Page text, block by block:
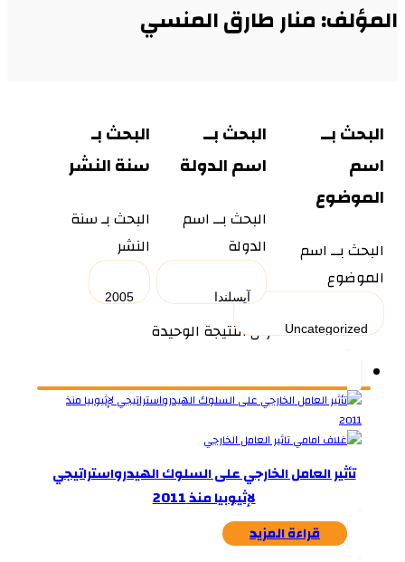
المؤلف: منار طارق المنسي
البحث بــ
اسم
الموضوع
البحث بــ اسم
الموضوع
البحث بــ
اسم الدولة
البحث بــ اسم
الدولة
البحث بـ
سنة النشر
البحث بـ سنة
النشر
عرض النتيجة الوحيدة
تأثير العامل الخارجي على السلوك الهيدرواستراتيجي
لإثيوبيا منذ 2011
قراءة المزيد